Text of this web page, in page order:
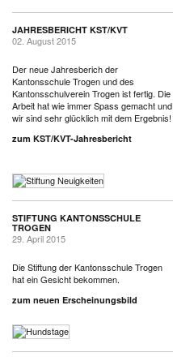
JAHRESBERICHT KST/KVT
02. August 2015
Der neue Jahresberich der
Kantonsschule Trogen und des
Kantonsschulverein Trogen ist fertig. Die
Arbeit hat wie immer Spass gemacht und
wir sind sehr glücklich mit dem Ergebnis!
zum KST/KVT-Jahresbericht
STIFTUNG KANTONSSCHULE
TROGEN
29. April 2015
Die Stiftung der Kantonsschule Trogen
hat ein Gesicht bekommen.
zum neuen Erscheinungsbild